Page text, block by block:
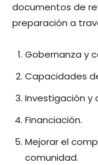
documentos de
preparación a
Gobernanza y
Capacidades
Investigación y
Financiación.
Mejorar el
comunidad.